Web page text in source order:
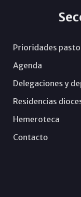
Prioridades
Agenda
Delegaciones y
Residencias
Hemeroteca
Contacto